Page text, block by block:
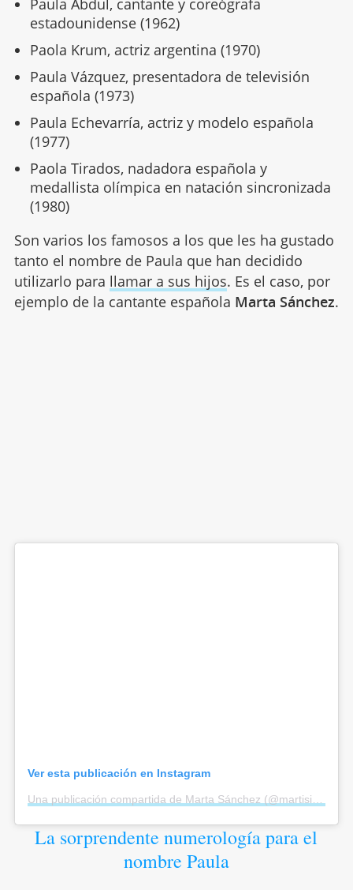
Paula Abdul, cantante y coreógrafa
estadounidense (1962)
Paola Krum, actriz argentina (1970)
Paula Vázquez, presentadora de televisión
española (1973)
Paula Echevarría, actriz y modelo española
(1977)
Paola Tirados, nadadora española y
medallista olímpica en natación sincronizada
(1980)
Son varios los famosos a los que les ha gustado
tanto el nombre de Paula que han decidido
utilizarlo para llamar a sus hijos. Es el caso, por
ejemplo de la cantante española Marta Sánchez.
Ver esta publicación en Instagram
La sorprendente numerología para el
nombre Paula